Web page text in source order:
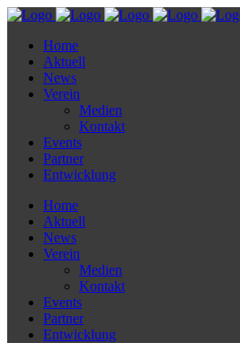
Home
Aktuell
News
Verein
Medien
Kontakt
Events
Partner
Entwicklung
Home
Aktuell
News
Verein
Medien
Kontakt
Events
Partner
Entwicklung